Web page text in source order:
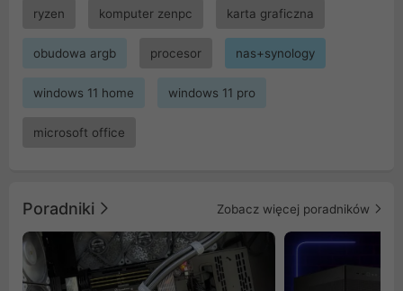
ryzen komputer zenpc karta graficzna
obudowa argb procesor nas+synology
windows 11 home windows 11 pro
microsoft office
Poradniki Zobacz więcej poradników